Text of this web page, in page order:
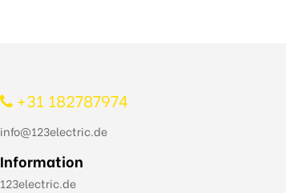
+31 182787974
info@123electric.de
Information
123electric.de